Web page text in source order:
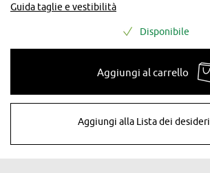
Guida taglie e vestibilità
Disponibile
Aggiungi al carrello
Aggiungi alla Lista dei desideri